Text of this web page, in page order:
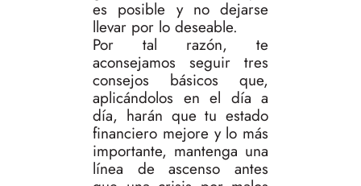
es posible y no dejarse
llevar por lo deseable.
Por tal razón, te
aconsejamos seguir tres
consejos básicos que,
aplicándolos en el día a
día, harán que tu estado
financiero mejore y lo más
importante, mantenga una
línea de ascenso antes